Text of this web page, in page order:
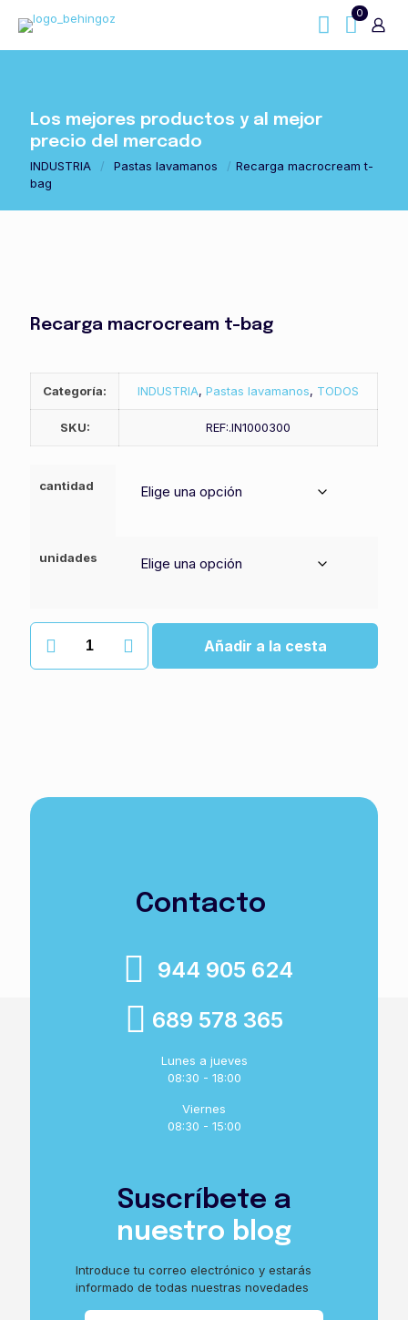
0
Los mejores productos y al mejor
precio del mercado
INDUSTRIA / Pastas lavamanos / Recarga macrocream t-
bag
Recarga macrocream t-bag
Categoría: INDUSTRIA, Pastas lavamanos, TODOS
SKU: REF:.IN1000300
cantidad
unidades
Recarga
macrocream
t-
Añadir a la cesta
Contacto
944 905 624
689 578 365
Lunes a jueves
08:30 - 18:00
Viernes
08:30 - 15:00
Suscríbete a
nuestro blog
Introduce tu correo electrónico y estarás
informado de todas nuestras novedades